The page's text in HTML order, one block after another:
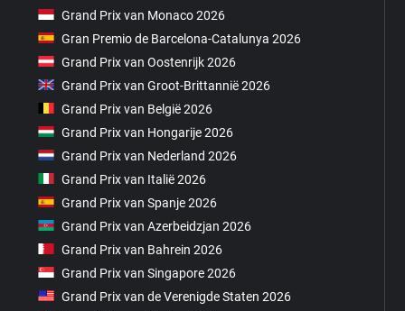
Grand Prix van Monaco 2026
Gran Premio de Barcelona-Catalunya 2026
Grand Prix van Oostenrijk 2026
Grand Prix van Groot-Brittannië 2026
Grand Prix van België 2026
Grand Prix van Hongarije 2026
Grand Prix van Nederland 2026
Grand Prix van Italië 2026
Grand Prix van Spanje 2026
Grand Prix van Azerbeidzjan 2026
Grand Prix van Bahrein 2026
Grand Prix van Singapore 2026
Grand Prix van de Verenigde Staten 2026